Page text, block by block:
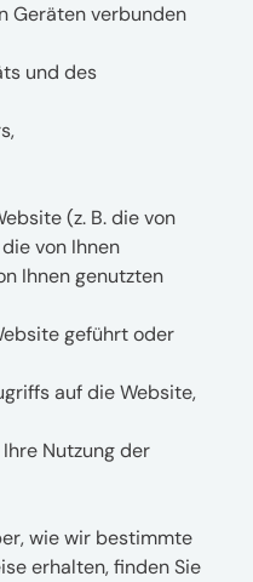
Geräten verbunden
und des
(z. B. die von
von Ihnen
Ihnen genutzten
geführt oder
auf die Website,
Nutzung der
wie wir bestimmte
erhalten, finden Sie